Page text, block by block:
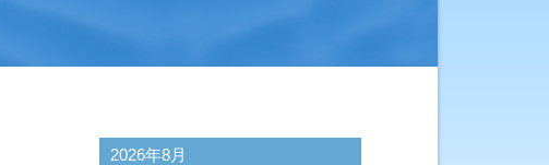
2026年8月